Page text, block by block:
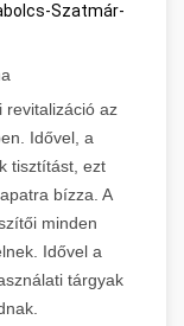
Szatmár-
revitalizáció az
Idővel, a
tisztítást, ezt
bízza. A
minden
Idővel a
tárgyak